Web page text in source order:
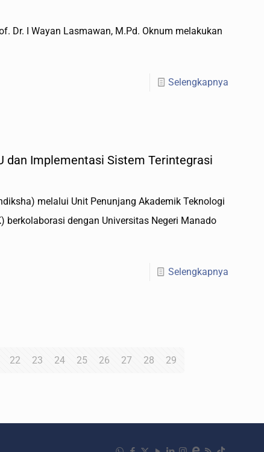
Dr. I Wayan Lasmawan, M.Pd. Oknum melakukan
Selengkapnya
dan Implementasi Sistem Terintegrasi
melalui Unit Penunjang Akademik Teknologi
berkolaborasi dengan Universitas Negeri Manado
Selengkapnya
22 23 24 25 26 27 28 29